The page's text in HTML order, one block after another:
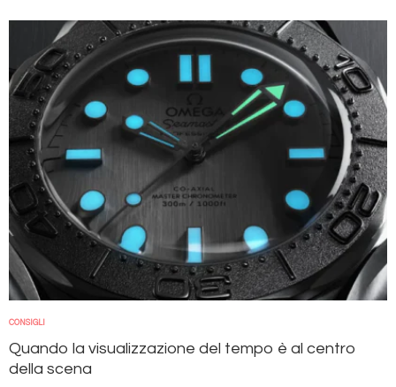
CONSIGLI
Quando la visualizzazione del tempo è al centro
della scena